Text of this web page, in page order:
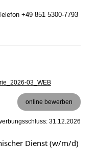
+49 851 5300-7793
03_WEB
online bewerben
31.12.2026
Dienst (w/m/d)